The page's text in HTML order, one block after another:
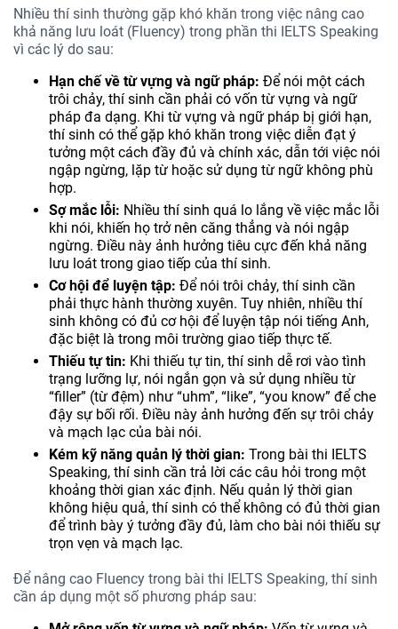
Nhiều thí sinh thường gặp khó khăn trong việc nâng cao
khả năng lưu loát (Fluency) trong phần thi IELTS Speaking
vì các lý do sau:
Hạn chế về từ vựng và ngữ pháp: Để nói một cách
trôi chảy, thí sinh cần phải có vốn từ vựng và ngữ
pháp đa dạng. Khi từ vựng và ngữ pháp bị giới hạn,
thí sinh có thể gặp khó khăn trong việc diễn đạt ý
tưởng một cách đầy đủ và chính xác, dẫn tới việc nói
ngập ngừng, lặp từ hoặc sử dụng từ ngữ không phù
hợp.
Sợ mắc lỗi: Nhiều thí sinh quá lo lắng về việc mắc lỗi
khi nói, khiến họ trở nên căng thẳng và nói ngập
ngừng. Điều này ảnh hưởng tiêu cực đến khả năng
lưu loát trong giao tiếp của thí sinh.
Cơ hội để luyện tập: Để nói trôi chảy, thí sinh cần
phải thực hành thường xuyên. Tuy nhiên, nhiều thí
sinh không có đủ cơ hội để luyện tập nói tiếng Anh,
đặc biệt là trong môi trường giao tiếp thực tế.
Thiếu tự tin: Khi thiếu tự tin, thí sinh dễ rơi vào tình
trạng lưỡng lự, nói ngắn gọn và sử dụng nhiều từ
“filler” (từ đệm) như “uhm”, “like”, “you know” để che
đậy sự bối rối. Điều này ảnh hưởng đến sự trôi chảy
và mạch lạc của bài nói.
Kém kỹ năng quản lý thời gian: Trong bài thi IELTS
Speaking, thí sinh cần trả lời các câu hỏi trong một
khoảng thời gian xác định. Nếu quản lý thời gian
không hiệu quả, thí sinh có thể không có đủ thời gian
để trình bày ý tưởng đầy đủ, làm cho bài nói thiếu sự
trọn vẹn và mạch lạc.
Để nâng cao Fluency trong bài thi IELTS Speaking, thí sinh
cần áp dụng một số phương pháp sau: